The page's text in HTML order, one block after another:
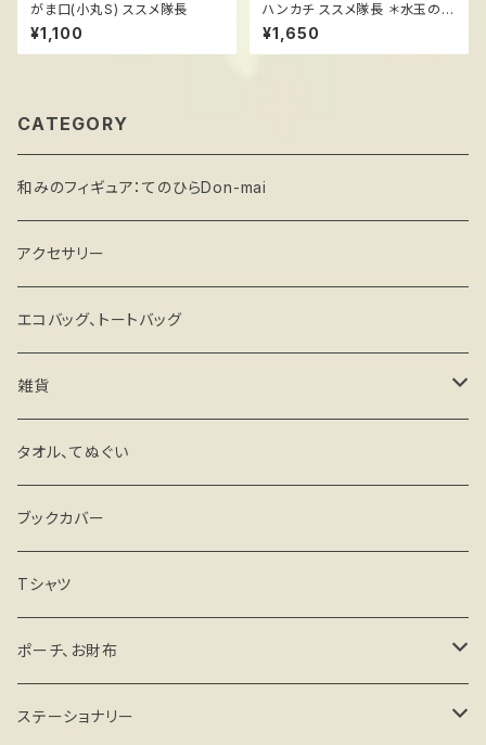
がま口(小丸S) ススメ隊長
¥1,100
ハンカチ ススメ隊長 ＊水玉の傘
と森
¥1,650
CATEGORY
和みのフィギュア：てのひらDon-mai
アクセサリー
エコバッグ、トートバッグ
雑貨
キーホルダー・ストラップ
ミラー
マグネットステッカー
その他
タオル、てぬぐい
ブックカバー
Tシャツ
ポーチ、お財布
がま口タイプ
ステーショナリー